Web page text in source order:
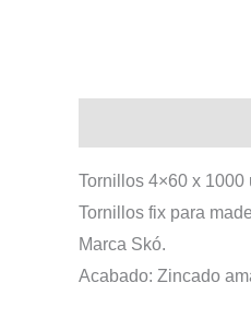
Tornillos 4×60 x 1000
Tornillos fix para
Marca Skó.
Acabado: Zincado